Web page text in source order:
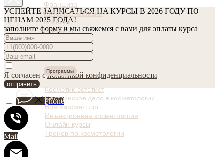
УСПЕЙТЕ ЗАПИСАТЬСЯ НА КУРСЫ В 2026 ГОДУ ПО
ЦЕНАМ 2025 ГОДА!
заполните форму и мы свяжемся с вами для оплаты курса
Я согласен сполитикой конфиденциальности
отправить
Phone
Mail
Франшиза
Интернет-магазин
Клиника
Контакты
Программы
Косметик-эстетист
Сестринское дело в косметологии
Врач-косметолог
Инъекционная косметология
Онлайн курсы
Тренер по косметологии